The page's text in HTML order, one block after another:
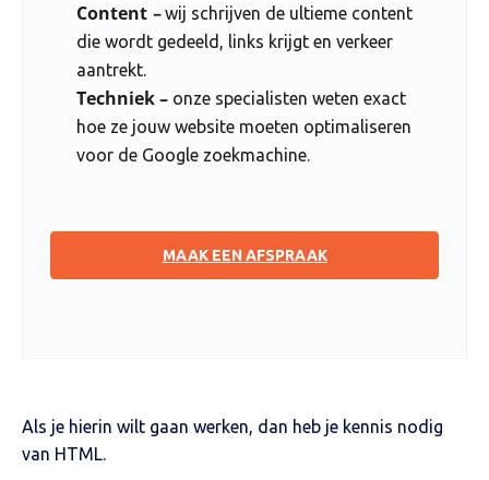
Content –wij schrijven de ultieme content
die wordt gedeeld, links krijgt en verkeer
aantrekt.
Techniek – onze specialisten weten exact
hoe ze jouw website moeten optimaliseren
voor de Google zoekmachine.
MAAK EEN AFSPRAAK
Als je hierin wilt gaan werken, dan heb je kennis nodig
van HTML.